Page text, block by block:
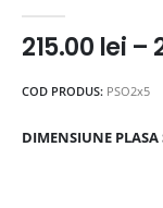
215.00 lei –
COD PRODUS: PSO2x5
DIMENSIUNE